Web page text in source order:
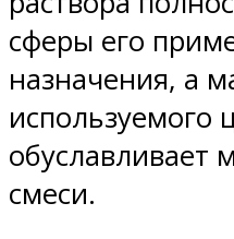
сферы его
назначения, а
используемого
обуславливает
смеси.